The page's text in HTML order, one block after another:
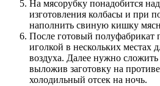
На мясорубку понадобится
изготовления колбасы и при
наполнить свиную кишку
После готовый полуфабрикат
иголкой в нескольких местах
воздуха. Далее нужно
выложив заготовку на
холодильный отсек на ночь.